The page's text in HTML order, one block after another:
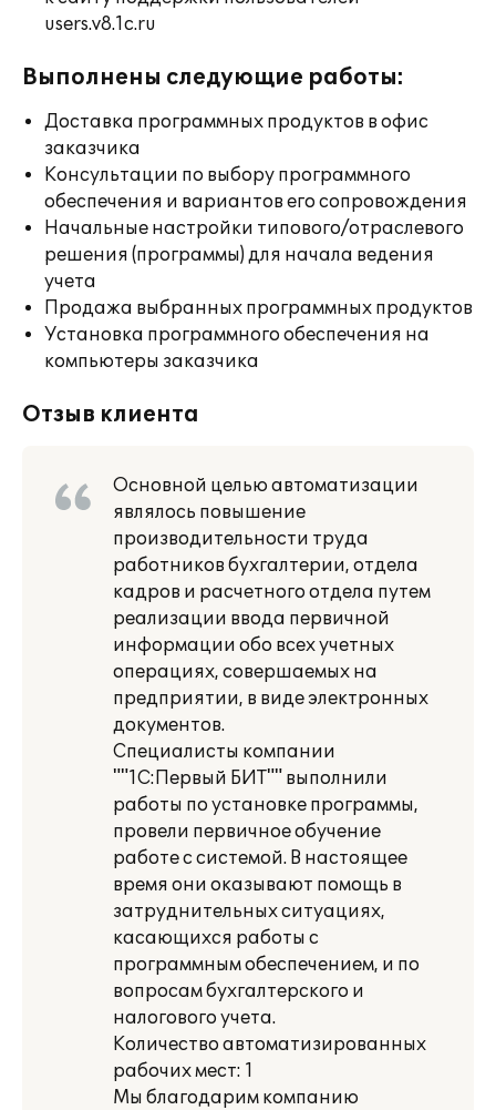
users.v8.1c.ru
Выполнены следующие работы:
Доставка программных продуктов в офис
заказчика
Консультации по выбору программного
обеспечения и вариантов его сопровождения
Начальные настройки типового/отраслевого
решения (программы) для начала ведения
учета
Продажа выбранных программных продуктов
Установка программного обеспечения на
компьютеры заказчика
Отзыв клиента
Основной целью автоматизации
являлось повышение
производительности труда
работников бухгалтерии, отдела
кадров и расчетного отдела путем
реализации ввода первичной
информации обо всех учетных
операциях, совершаемых на
предприятии, в виде электронных
документов.
Специалисты компании
""1С:Первый БИТ"" выполнили
работы по установке программы,
провели первичное обучение
работе с системой. В настоящее
время они оказывают помощь в
затруднительных ситуациях,
касающихся работы с
программным обеспечением, и по
вопросам бухгалтерского и
налогового учета.
Количество автоматизированных
рабочих мест: 1
Мы благодарим компанию